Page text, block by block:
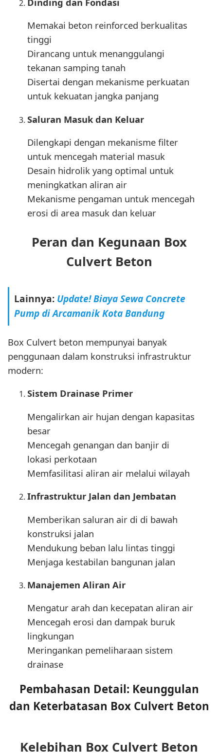
Memakai beton reinforced berkualitas
tinggi
Dirancang untuk menanggulangi
tekanan samping tanah
Disertai dengan mekanisme perkuatan
untuk kekuatan jangka panjang
Saluran Masuk dan Keluar
Dilengkapi dengan mekanisme filter
untuk mencegah material masuk
Desain hidrolik yang optimal untuk
meningkatkan aliran air
Mekanisme pengaman untuk mencegah
erosi di area masuk dan keluar
Peran dan Kegunaan Box
Culvert Beton
Lainnya: Update! Biaya Sewa Concrete
Pump di Arcamanik Kota Bandung
Box Culvert beton mempunyai banyak
penggunaan dalam konstruksi infrastruktur
modern:
Sistem Drainase Primer
Mengalirkan air hujan dengan kapasitas
besar
Mencegah genangan dan banjir di
lokasi perkotaan
Memfasilitasi aliran air melalui wilayah
Infrastruktur Jalan dan Jembatan
Memberikan saluran air di di bawah
konstruksi jalan
Mendukung beban lalu lintas tinggi
Menjaga kestabilan bangunan jalan
Manajemen Aliran Air
Mengatur arah dan kecepatan aliran air
Mencegah erosi dan dampak buruk
lingkungan
Meringankan pemeliharaan sistem
drainase
Pembahasan Detail: Keunggulan
dan Keterbatasan Box Culvert Beton
Kelebihan Box Culvert Beton